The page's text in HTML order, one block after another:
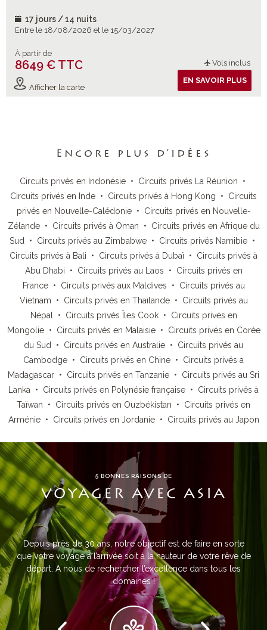
17 jours / 14 nuits
Entre le 18/08/2026 et le 15/03/2027
À partir de
8649 € TTC Vols inclus
Afficher la carte
EN SAVOIR PLUS
Encore plus d’idées
Circuits privés en Indonésie• Circuits privés La Réunion •
Circuits privés en Inde • Circuits privés à Hong Kong • Circuits
privés en Nouvelle-Calédonie• Circuits privés en Nouvelle-
Zélande• Circuits privés à Oman • Circuits privés en Afrique du
Sud
• Circuits privés au Zimbabwe • Circuits privés Namibie •
Circuits privés à Bali • Circuits privés à Dubaï • Circuits privés à
Abu Dhabi • Circuits privés au Laos • Circuits privés en
France• Circuits privés aux Maldives • Circuits privés au
Vietnam • Circuits privés en Thaïlande• Circuits privés au
Népal
• Circuits privés Îles Cook• Circuits privés en
Mongolie• Circuits privés en Malaisie• Circuits privés en Corée
du Sud
• Circuits privés en Australie • Circuits privés au
Cambodge • Circuits privés en Chine • Circuits privés a
Madagascar • Circuits privés en Tanzanie • Circuits privés au Sri
Lanka • Circuits privés en Polynésie française • Circuits privés à
Taïwan • Circuits privés en Ouzbékistan • Circuits privés en
Arménie• Circuits privés en Jordanie• Circuits privés au Japon
5 BONNES RAISONS DE
VOYAGER AVEC ASIA
Depuis près de 30 ans, notre objectif est de faire en sorte
que votre voyage à l’arrivée soit à la hauteur de votre rêve de
départ. A nous de rechercher l’excellence dans tous les
domaines !